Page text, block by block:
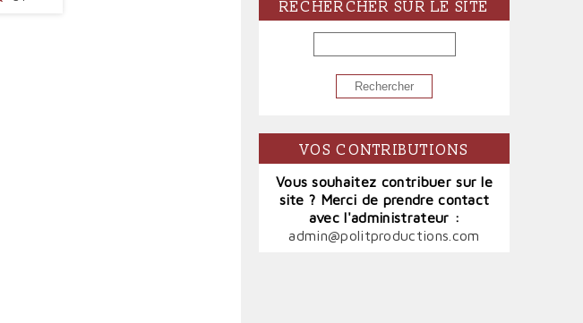
RECHERCHER SUR LE SITE
RECHERCHER
VOS CONTRIBUTIONS
Vous souhaitez contribuer sur le
site ? Merci de prendre contact
avec l'administrateur :
admin@politproductions.com